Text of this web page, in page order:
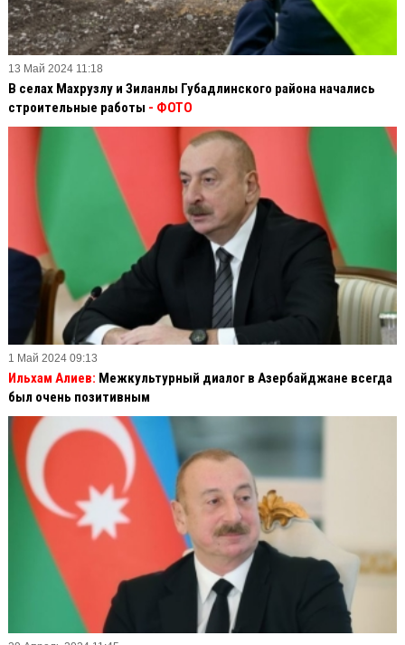
13 Май 2024 11:18
В селах Махрузлу и Зиланлы Губадлинского района начались
строительные работы - ФОТО
1 Май 2024 09:13
Ильхам Алиев: Межкультурный диалог в Азербайджане всегда
был очень позитивным